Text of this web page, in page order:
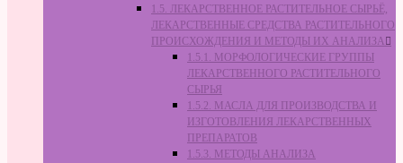
1.5. ЛЕКАРСТВЕННОЕ РАСТИТЕЛЬНОЕ СЫРЬЁ,
ЛЕКАРСТВЕННЫЕ СРЕДСТВА РАСТИТЕЛЬНОГО
ПРОИСХОЖДЕНИЯ И МЕТОДЫ ИХ АНАЛИЗА
1.5.1. МОРФОЛОГИЧЕСКИЕ ГРУППЫ
ЛЕКАРСТВЕННОГО РАСТИТЕЛЬНОГО
СЫРЬЯ
1.5.2. МАСЛА ДЛЯ ПРОИЗВОДСТВА И
ИЗГОТОВЛЕНИЯ ЛЕКАРСТВЕННЫХ
ПРЕПАРАТОВ
1.5.3. МЕТОДЫ АНАЛИЗА